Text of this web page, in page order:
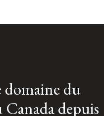
domaine du
Canada depuis